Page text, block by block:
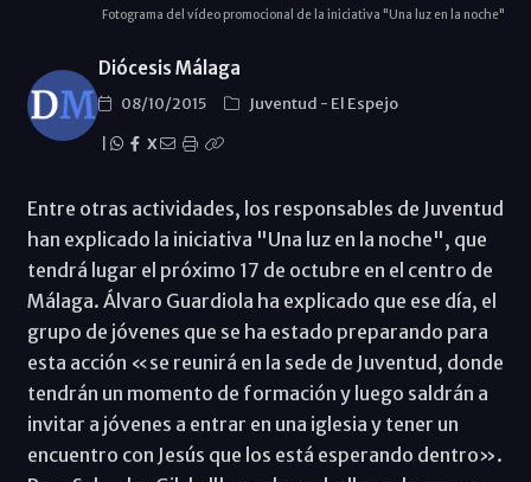
Fotograma del vídeo promocional de la iniciativa "Una luz en la noche"
Diócesis Málaga
08/10/2015 Juventud - El Espejo
X
Entre otras actividades, los responsables de Juventud
han explicado la iniciativa "Una luz en la noche", que
tendrá lugar el próximo 17 de octubre en el centro de
Málaga. Álvaro Guardiola ha explicado que ese día, el
grupo de jóvenes que se ha estado preparando para
esta acción «se reunirá en la sede de Juventud, donde
tendrán un momento de formación y luego saldrán a
invitar a jóvenes a entrar en una iglesia y tener un
encuentro con Jesús que los está esperando dentro».